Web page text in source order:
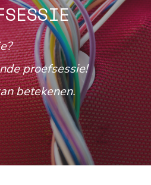
proefsessie!
betekenen.